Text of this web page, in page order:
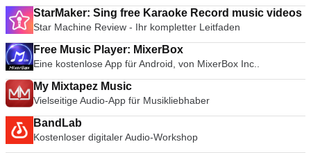
StarMaker: Sing free Karaoke Record music videos
Star Machine Review - Ihr kompletter Leitfaden
Free Music Player: MixerBox
Eine kostenlose App für Android, von MixerBox Inc..
My Mixtapez Music
Vielseitige Audio-App für Musikliebhaber
BandLab
Kostenloser digitaler Audio-Workshop